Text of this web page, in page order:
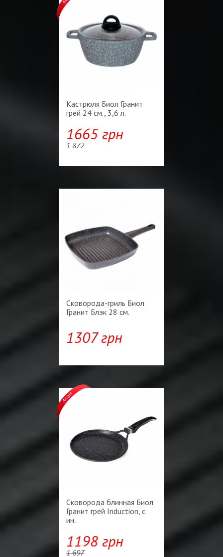
Кастрюля Биол Гранит
грей 24 см., 3,6 л.
1665 грн
1 872
Сковорода-гриль Биол
Гранит Блэк 28 см.
1307 грн
Сковорода блинная Биол
Гранит грей Induction, с
ин..
1198 грн
1 697